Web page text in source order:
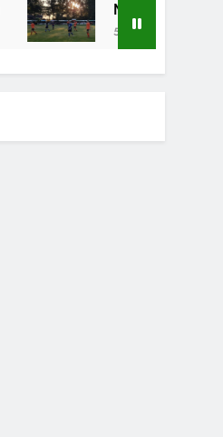
1 wint eerste oefenwedstrijd
57 Jaar Geleden